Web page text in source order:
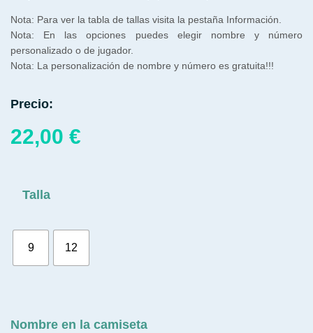
Nota: Para ver la tabla de tallas visita la pestaña Información.
Nota: En las opciones puedes elegir nombre y número
personalizado o de jugador.
Nota: La personalización de nombre y número es gratuita!!!
Precio:
22,00 €
Talla
9 12
Nombre en la camiseta